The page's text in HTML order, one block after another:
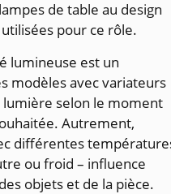
de table au design
pour ce rôle.
lumineuse est un
modèles avec variateurs
selon le moment
Autrement,
différentes
ou froid – influence
objets et de la pièce.